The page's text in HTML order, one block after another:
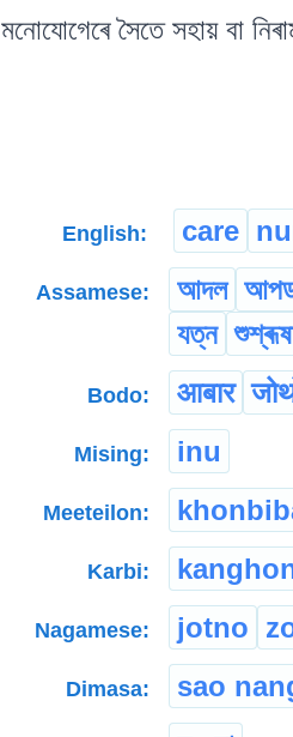
মনোযোগেৰে সৈতে সহায় বা
English: care
Assamese: আদল
যত্ন
Bodo: आबार
Mising: inu
Meeteilon:
Karbi:
Nagamese: jotno
Dimasa: sao